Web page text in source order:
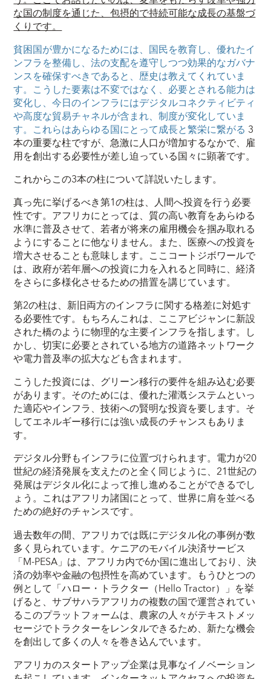
な国の制度を通じた、包摂的で持続可能な成長の基盤づ
くりです。
貧困国が豊かになるためには、国民を教育し、優れたイ
ンフラを整備し、法の支配を遵守しつつ効果的なガバナ
ンスを確保すべきであると、歴史は教えてくれていま
す。こうした要素は不変ではなく、必要とされる能力は
変化し、今日のインフラにはデジタルコネクティビティ
や高度な貿易チャネルが含まれ、制度が変化していま
す。これらはあらゆる国にとって成長と繁栄に繋がる 3
本の重要な柱ですが、急激に人口が増加するなかで、雇
用を創出する必要性が差し迫っている国々に顕著です。
これからこの3本の柱について詳説いたします。
真っ先に挙げるべき第1の柱は、人間へ投資を行う必要
性です。アフリカにとっては、質の高い教育をあらゆる
水準に普及させて、若者が将来の雇用機会を掴み取れる
ようにすることに他なりません。また、医療への投資を
増大させることも意味します。ここコートジボワールで
は、政府が若年層への投資に力を入れると同時に、経済
をさらに多様化させるための措置を講じています。
第2の柱は、新旧両方のインフラに関する格差に対処す
る必要性です。もちろんこれは、ここアビジャンに新設
された橋のように物理的な主要インフラを指します。し
かし、切実に必要とされている地方の道路ネットワーク
や電力普及率の拡大なども含まれます。
こうした投資には、グリーン移行の要件を組み込む必要
があります。そのためには、優れた灌漑システムといっ
た適応やインフラ、技術への賢明な投資を要します。そ
してエネルギー移行には強い成長のチャンスもありま
す。
デジタル分野もインフラに位置づけられます。電力が20
世紀の経済発展を支えたのと全く同じように、21世紀の
発展はデジタル化によって推し進めることができるでし
ょう。これはアフリカ諸国にとって、世界に肩を並べる
ための絶好のチャンスです。
過去数年の間、アフリカでは既にデジタル化の事例が数
多く見られています。ケニアのモバイル決済サービス
「M-PESA」は、アフリカ内で6か国に進出しており、決
済の効率や金融の包摂性を高めています。もうひとつの
例として「ハロー・トラクター（Hello Tractor）」を挙
げると、サブサハラアフリカの複数の国で運営されてい
るこのプラットフォームは、農家の人々がテキストメッ
セージでトラクターをレンタルできるため、新たな機会
を創出して多くの人々を巻き込んでいます。
アフリカのスタートアップ企業は見事なイノベーション